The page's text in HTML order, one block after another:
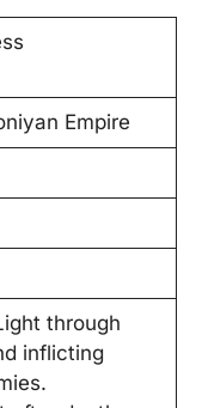
Empire
through
inflicting